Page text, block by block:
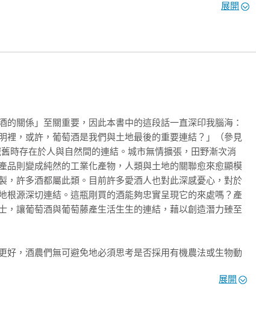
足的「生物動力法」，是最多學生迷惘困惑的章節，而此書幾
士、「飲君子」生活美學品牌創辦人　劉源理
葡萄酒？
展開
關係」至關重要，因此本書中的這段話一直深印我腦海：
裡，或許，葡萄酒是我們與土地最後的重要連結？」（參見
時存在於人與自然間的連結。城市無情擴張，田野漸次消
品則變成純然的工業化產物，人類與土地的關聯愈來愈顯模
，許多酒都屬此類。目前許多愛酒人也對此深感憂心，對於
根源深切連結。這瓶剛買的酒能夠忠實呈現它的來處嗎？產
，讓葡萄酒與葡萄藤產生活生生的連結，藉以創造潛力臻至
，酒農們無可避免地必須思考是否採用有機農法或生物動
展開